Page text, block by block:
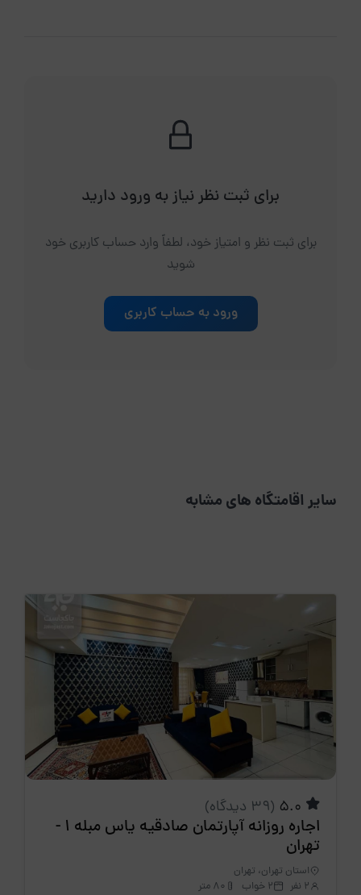
برای ثبت نظر نیاز به ورود دارید
برای ثبت نظر و امتیاز خود، لطفاً وارد حساب کاربری خود
شوید
ورود به حساب کاربری
سایر اقامتگاه های مشابه
(39 دیدگاه)
اجاره روزانه آپارتمان صادقیه یاس مبله 1 -
تهران
استان تهران، تهران
2 نفر
2 خواب 80 متر